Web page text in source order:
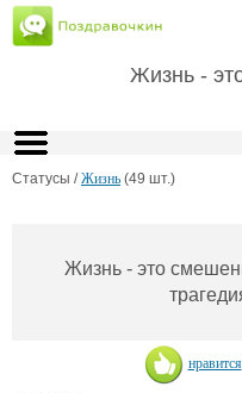
Жизнь -
Статусы /Жизнь (49 шт.)
Жизнь - это
нравится